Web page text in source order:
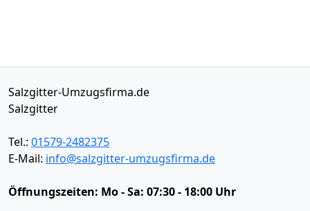
Salzgitter-Umzugsfirma.de
Salzgitter
Tel.: 01579-2482375
E-Mail: info@salzgitter-umzugsfirma.de
Öffnungszeiten: Mo - Sa: 07:30 - 18:00 Uhr